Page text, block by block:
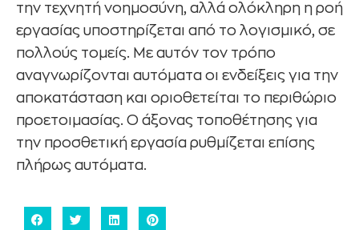
την τεχνητή νοημοσύνη, αλλά ολόκληρη η ροή
εργασίας υποστηρίζεται από το λογισμικό, σε
πολλούς τομείς. Με αυτόν τον τρόπο
αναγνωρίζονται αυτόματα οι ενδείξεις για την
αποκατάσταση και οριοθετείται το περιθώριο
προετοιμασίας. Ο άξονας τοποθέτησης για
την προσθετική εργασία ρυθμίζεται επίσης
πλήρως αυτόματα.